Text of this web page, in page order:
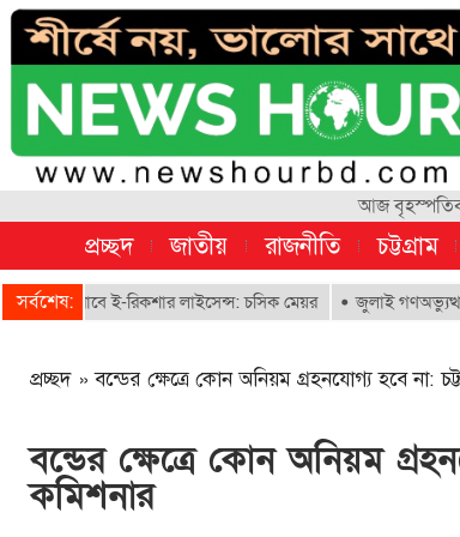
আজ
প্রচ্ছদ জাতীয় রাজনীতি চট্টগ্রাম
সর্বশেষ:
ই-রিকশার লাইসেন্স: চসিক মেয়র জুলাই গণঅভ্যুত্থান ঐক্যবদ্ধ
প্রচ্ছদ »বন্ডের ক্ষেত্রে কোন অনিয়ম গ্রহনযোগ্য হবে না:
বন্ডের ক্ষেত্রে কোন অনিয়ম
কমিশনার